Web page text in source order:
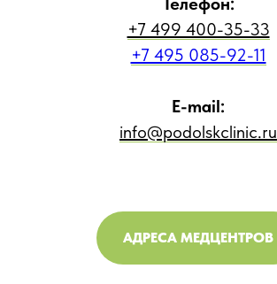
+7 499 400-35-33
+7 495 085-92-11
E-mail:
info@podolskclinic.ru
АДРЕСА МЕДЦЕНТРОВ